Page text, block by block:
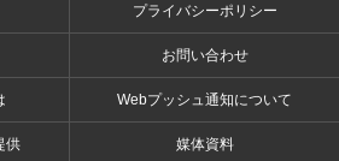
プライバシーポリシー
お問い合わせ
Webプッシュ通知について
供 媒体資料